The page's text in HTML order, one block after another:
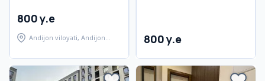
800 y.e
Andijon viloyati, Andijon
800 y.e